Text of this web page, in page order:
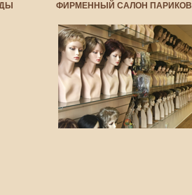
ФИРМЕННЫЙ САЛОН ПАРИКОВ